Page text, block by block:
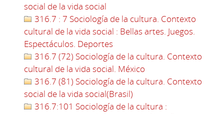
social de la vida social
316.7 : 7 Sociología de la cultura. Contexto
cultural de la vida social : Bellas artes. Juegos.
Espectáculos. Deportes
316.7 (72) Sociología de la cultura. Contexto
cultural de la vida social. México
316.7 (81) Sociología de la cultura. Contexto
social de la vida social(Brasil)
316.7:101 Sociología de la cultura :